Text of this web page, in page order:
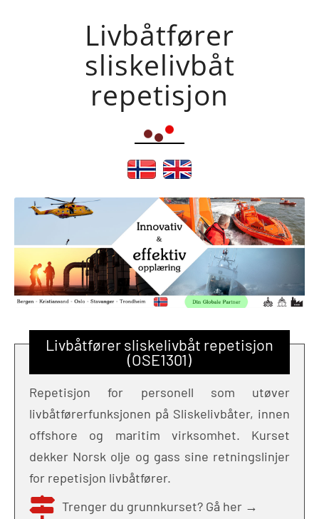
Livbåtfører
sliskelivbåt
repetisjon
Livbåtfører sliskelivbåt repetisjon
(OSE1301)
Repetisjon for personell som utøver
livbåtførerfunksjonen på Sliskelivbåter, innen
offshore og maritim virksomhet. Kurset
dekker Norsk olje og gass sine retningslinjer
for repetisjon livbåtfører.
Trenger du grunnkurset? Gå her →